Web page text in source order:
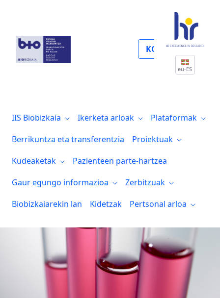
KOLABORATU
eu-ES
IIS Biobizkaia Ikerketa arloak
Plataformak
Berrikuntza eta transferentzia
Proiektuak
Kudeaketak
Pazienteen parte-hartzea
Gaur egungo informazioa
Zerbitzuak
Biobizkaiarekin lan
Kidetzak Pertsonal arloa